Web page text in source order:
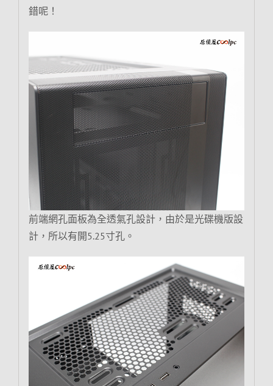
錯呢！
前端網孔面板為全透氣孔設計，由於是光碟機版設
計，所以有開5.25寸孔。